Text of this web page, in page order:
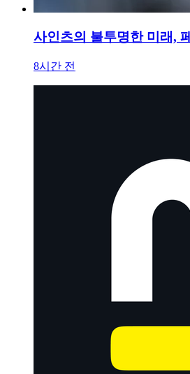
사인츠의 불투명한 미래,
8시간 전